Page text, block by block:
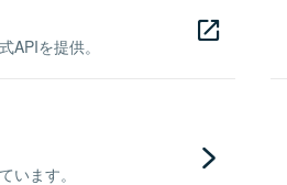
APIを提供。
います。